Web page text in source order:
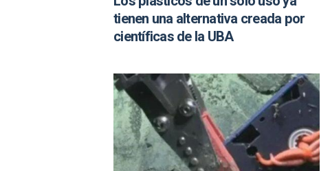
tienen una alternativa creada por
científicas de la UBA